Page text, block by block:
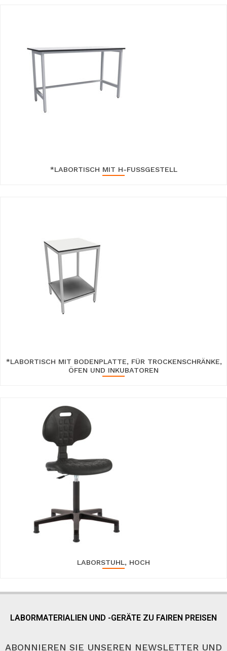
*LABORTISCH MIT H-FUSSGESTELL
*LABORTISCH MIT BODENPLATTE, FÜR TROCKENSCHRÄNKE,
ÖFEN UND INKUBATOREN
LABORSTUHL, HOCH
LABORMATERIALIEN UND -GERÄTE ZU FAIREN PREISEN
ABONNIEREN SIE UNSEREN NEWSLETTER UND